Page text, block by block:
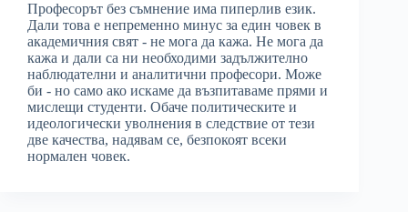
Професорът без съмнение има пиперлив език.
Дали това е непременно минус за един човек в
академичния свят - не мога да кажа. Не мога да
кажа и дали са ни необходими задължително
наблюдателни и аналитични професори. Може
би - но само ако искаме да възпитаваме прями и
мислещи студенти. Обаче политическите и
идеологически уволнения в следствие от тези
две качества, надявам се, безпокоят всеки
нормален човек.